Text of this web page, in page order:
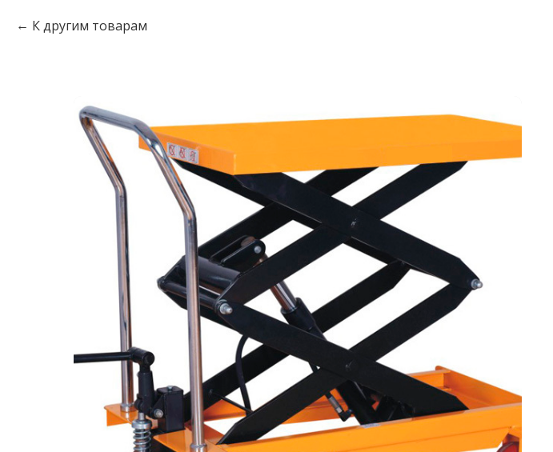
К другим товарам